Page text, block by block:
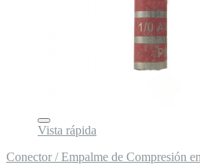
Vista rápida
Conector / Empalme de Compresión